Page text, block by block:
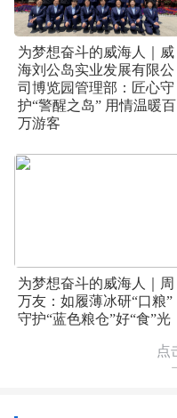
为梦想奋斗的威海人｜威
海刘公岛实业发展有限公
司博览园管理部：匠心守
护“警醒之岛” 用情温暖百
万游客
为梦想奋斗的威海人｜周
万友：如履薄冰研“口粮”
守护“蓝色粮仓”好“食”光
点